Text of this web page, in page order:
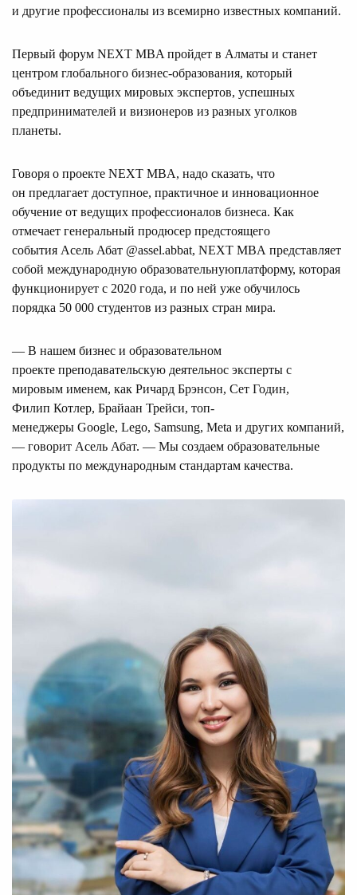
и другие профессионалы из всемирно известных компаний.
Первый форум NEXT MBA пройдет в Алматы и станет
центром глобального бизнес-образования, который
объединит ведущих мировых экспертов, успешных
предпринимателей и визионеров из разных уголков
планеты.
Говоря о проекте NEXT MBA, надо сказать, что
он предлагает доступное, практичное и инновационное
обучение от ведущих профессионалов бизнеса. Как
отмечает генеральный продюсер предстоящего
события Асель Абат @assel.abbat, NEXT MBA представляет
собой международную образовательнуюплатформу, которая
функционирует с 2020 года, и по ней уже обучилось
порядка 50 000 студентов из разных стран мира.
— В нашем бизнес и образовательном
проекте преподавательскую деятельнос эксперты с
мировым именем, как Ричард Брэнсон, Сет Годин,
Филип Котлер, Брайаан Трейси, топ-
менеджеры Google, Lego, Samsung, Meta и других компаний,
— говорит Асель Абат. — Мы создаем образовательные
продукты по международным стандартам качества.